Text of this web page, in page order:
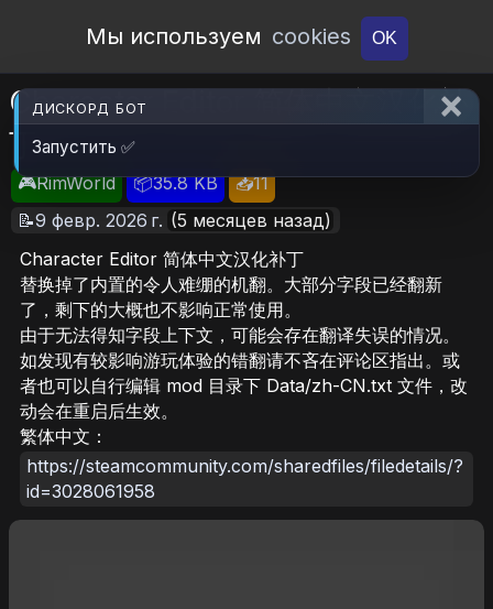
Open Workshop
Мы используем cookies OK
Character Editor 简体中文汉化补
丁
🎮RimWorld 📦35.8 KB
📥11
📝9 февр. 2026 г. (5 месяцев назад)
Character Editor 简体中文汉化补丁
替换掉了内置的令人难绷的机翻。大部分字段已经翻新
了，剩下的大概也不影响正常使用。
由于无法得知字段上下文，可能会存在翻译失误的情况。
如发现有较影响游玩体验的错翻请不吝在评论区指出。或
者也可以自行编辑 mod 目录下 Data/zh-CN.txt 文件，改
动会在重启后生效。
繁体中文：
https://steamcommunity.com/sharedfiles/filedetails/?
id=3028061958
ДИСКОРД БОТ
Запустить ✅